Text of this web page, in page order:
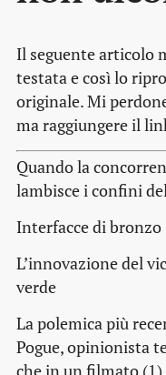
Il seguente articolo
testata e così lo
originale. Mi
ma raggiungere il
Quando la
lambisce i confini
Interfacce di bronzo
L’innovazione del
verde
La polemica più
Pogue, opinionista